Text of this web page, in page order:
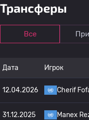
Трансферы
Все
Дата Игрок
12.04.2026 Cherif
31.12.2025 Manex